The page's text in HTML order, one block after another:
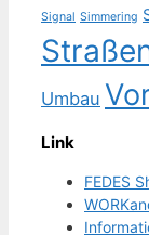
Signal Simmering
Umbau
Link
FEDES